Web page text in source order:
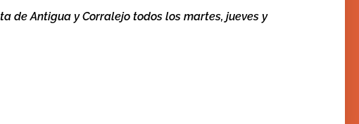
de Antigua y Corralejo todos los martes, jueves y